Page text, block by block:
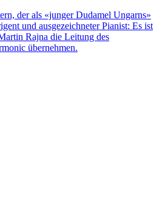
der als «junger Dudamel Ungarns»
und ausgezeichneter Pianist: Es ist
Rajna die Leitung des
übernehmen.